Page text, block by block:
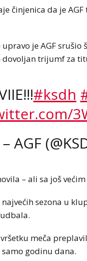
činjenica da je
je AGF
dovoljan trijumf za
#ksdh
AGF
– ali sa još
najvećih sezona u
meča
godinu dana.